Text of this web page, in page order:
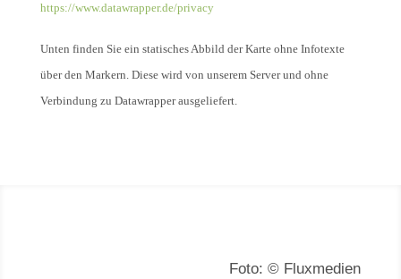
https://www.datawrapper.de/privacy
Unten finden Sie ein statisches Abbild der Karte ohne Infotexte
über den Markern. Diese wird von unserem Server und ohne
Verbindung zu Datawrapper ausgeliefert.
Foto: © Fluxmedien